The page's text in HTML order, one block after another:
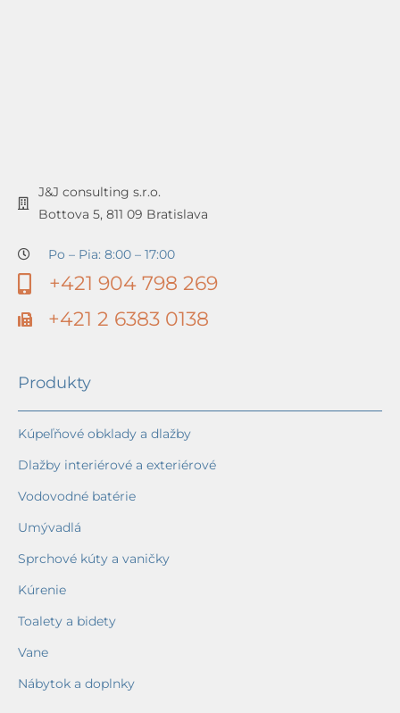
J&J consulting s.r.o.
Bottova 5, 811 09 Bratislava
Po – Pia: 8:00 – 17:00
+421 904 798 269
+421 2 6383 0138
Produkty
Kúpeľňové obklady a dlažby
Dlažby interiérové a exteriérové
Vodovodné batérie
Umývadlá
Sprchové kúty a vaničky
Kúrenie
Toalety a bidety
Vane
Nábytok a doplnky